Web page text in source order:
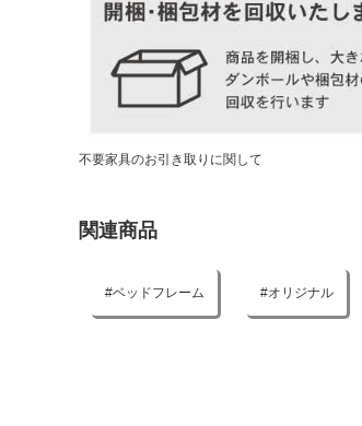
不要家具のお引き取りに関して
関連商品
ベッドフレーム オリジナル